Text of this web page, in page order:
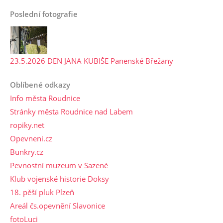
Poslední fotografie
23.5.2026 DEN JANA KUBIŠE Panenské Břežany
Oblíbené odkazy
Info města Roudnice
Stránky města Roudnice nad Labem
ropiky.net
Opevneni.cz
Bunkry.cz
Pevnostní muzeum v Sazené
Klub vojenské historie Doksy
18. pěší pluk Plzeň
Areál čs.opevnění Slavonice
fotoLuci